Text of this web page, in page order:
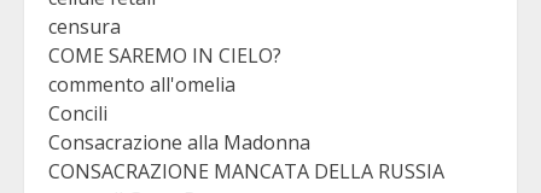
censura
COME SAREMO IN CIELO?
commento all'omelia
Concili
Consacrazione alla Madonna
CONSACRAZIONE MANCATA DELLA RUSSIA